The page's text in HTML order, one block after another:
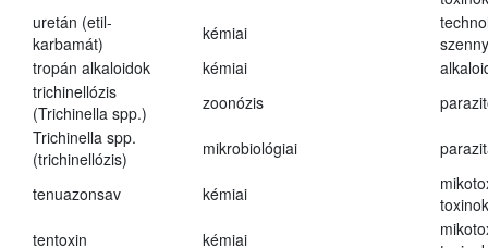
uretán (etil-
karbamát)
kémiai
tropán alkaloidok
kémiai
trichinellózis
(Trichinella spp.)
zoonózis
Trichinella spp.
(trichinellózis)
mikrobiológiai
tenuazonsav kémiai
toxinok
tentoxin
kémiai